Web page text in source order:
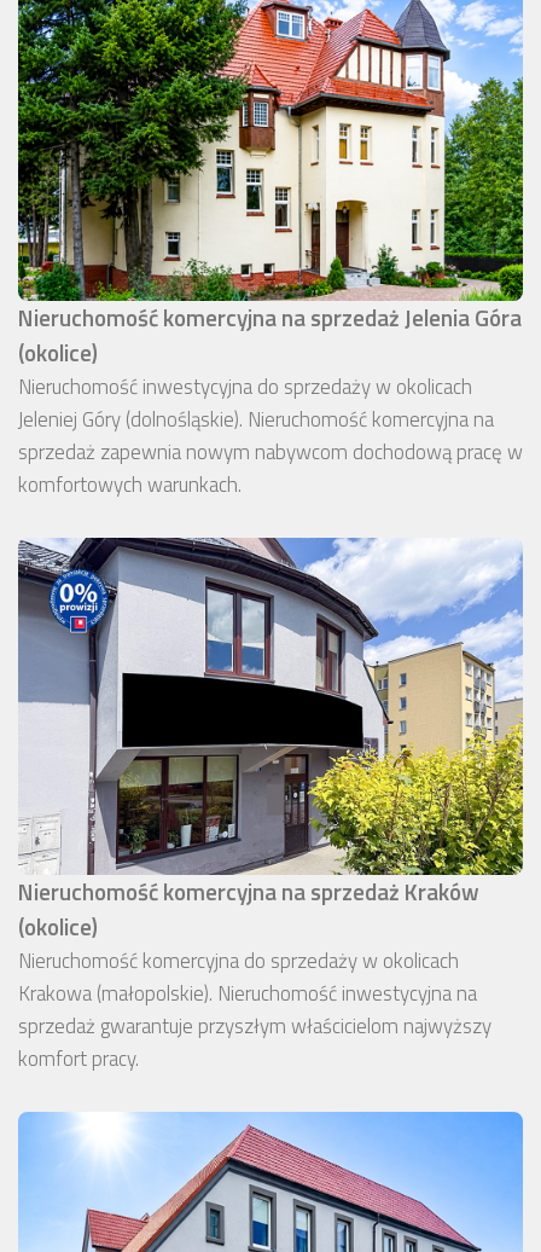
Nieruchomość komercyjna na sprzedaż Jelenia Góra
(okolice)
Nieruchomość inwestycyjna do sprzedaży w okolicach
Jeleniej Góry (dolnośląskie). Nieruchomość komercyjna na
sprzedaż zapewnia nowym nabywcom dochodową pracę w
komfortowych warunkach.
Nieruchomość komercyjna na sprzedaż Kraków
(okolice)
Nieruchomość komercyjna do sprzedaży w okolicach
Krakowa (małopolskie). Nieruchomość inwestycyjna na
sprzedaż gwarantuje przyszłym właścicielom najwyższy
komfort pracy.